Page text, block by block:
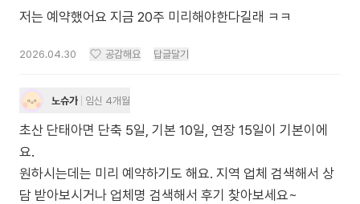
저는 예약했어요 지금 20주 미리해야한다길래 ㅋㅋ
2026.04.30 공감해요 답글달기
노슈가 임신 4개월
초산 단태아면 단축 5일, 기본 10일, 연장 15일이 기본이에
요.
원하시는데는 미리 예약하기도 해요. 지역 업체 검색해서 상
담 받아보시거나 업체명 검색해서 후기 찾아보세요~